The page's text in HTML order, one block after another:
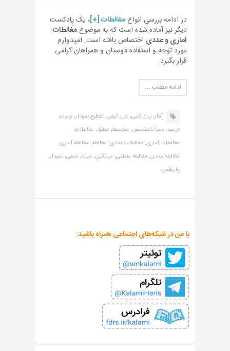
در ادامه بررسی انواع مغالطات [+]، یک پادکست
دیگر نیز آماده شده است که به موضوع مغالطات
آماری و عددی اختصاص یافته است. امیدوارم
مورد توجه و استفاده دوستان و همراهان گرامی
قرار بگیرد.
ادامه مطلب …
آمار,بیان کمی,بیان کیفی,تقطیع نمودار,چارت,
درصد, مبدأ نامشخص, متوسط, مطلق, مغالطات,
مغالطات آماری, مغالطات عددی, مغالطه, مغالطه آماری,
مغالطه عددی, مغالطه منطقی, میانگین, میانه,نسبی,نمودار,
واریانس
با من در شبکه‌های اجتماعی همراه باشید: